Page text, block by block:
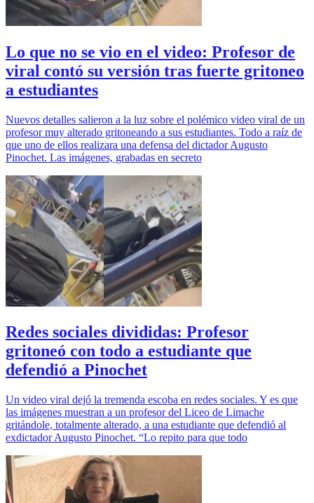
Lo que no se vio en el video: Profesor de
viral contó su versión tras fuerte gritoneo
a estudiantes
Nuevos detalles salieron a la luz sobre el polémico video viral de un
profesor muy alterado gritoneando a sus estudiantes. Todo a raíz de
que uno de ellos realizara una defensa del dictador Augusto
Pinochet. Las imágenes, grabadas en secreto
Redes sociales divididas: Profesor
gritoneó con todo a estudiante que
defendió a Pinochet
Un video viral dejó la tremenda escoba en redes sociales. Y es que
las imágenes muestran a un profesor del Liceo de Limache
gritándole, totalmente alterado, a una estudiante que defendió al
exdictador Augusto Pinochet. “Lo repito para que todo